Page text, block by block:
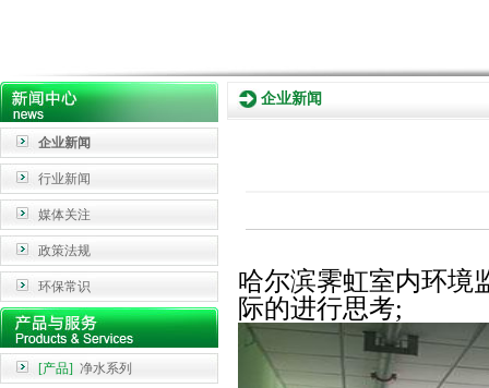
企业新闻
行业新闻
媒体关注
政策法规
环保常识
[产品] 净水系列
企业新闻
哈尔滨霁虹室内环境
际的进行思考;